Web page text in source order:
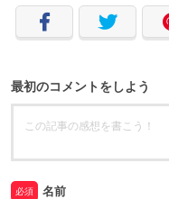
最初のコメントをしよう
必須 名前